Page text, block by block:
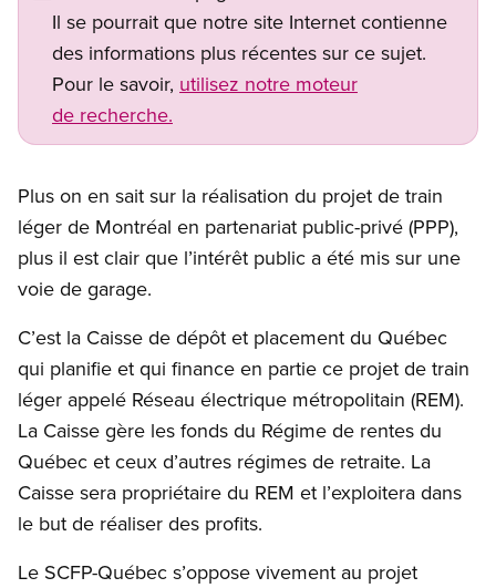
Il se pourrait que notre site Internet contienne
des informations plus récentes sur ce sujet.
Pour le savoir, utilisez notre moteur
de recherche.
Open image in modal
Plus on en sait sur la réalisation du projet de train
léger de Montréal en partenariat public-privé (PPP),
plus il est clair que l’intérêt public a été mis sur une
voie de garage.
C’est la Caisse de dépôt et placement du Québec
qui planifie et qui finance en partie ce projet de train
léger appelé Réseau électrique métropolitain (REM).
La Caisse gère les fonds du Régime de rentes du
Québec et ceux d’autres régimes de retraite. La
Caisse sera propriétaire du REM et l’exploitera dans
le but de réaliser des profits.
Le SCFP-Québec s’oppose vivement au projet